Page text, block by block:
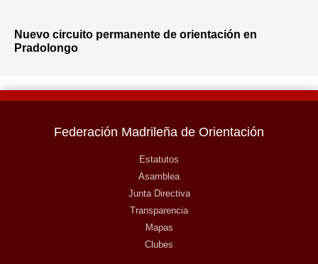
Nuevo circuito permanente de orientación en
Pradolongo
Federación Madrileña de Orientación
Estatutos
Asamblea
Junta Directiva
Transparencia
Mapas
Clubes